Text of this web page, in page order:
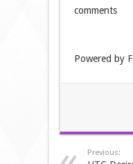
comments
Powered by
Previous: